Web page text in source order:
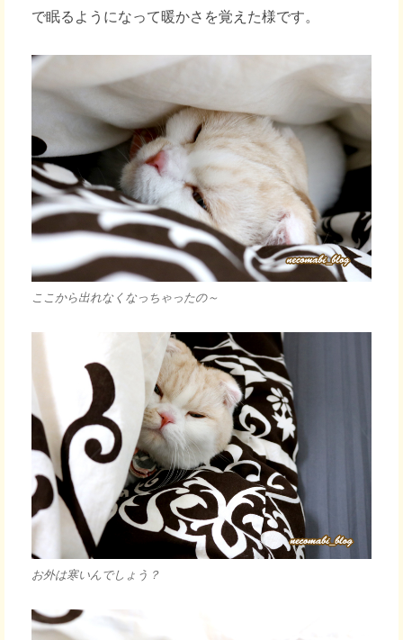
で眠るようになって暖かさを覚えた様です。
ここから出れなくなっちゃったの～
お外は寒いんでしょう？